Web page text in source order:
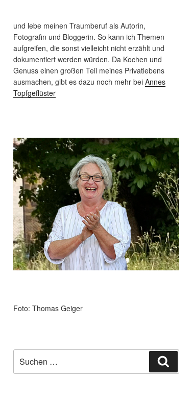
und lebe meinen Traumberuf als Autorin,
Fotografin und Bloggerin. So kann ich Themen
aufgreifen, die sonst vielleicht nicht erzählt und
dokumentiert werden würden. Da Kochen und
Genuss einen großen Teil meines Privatlebens
ausmachen, gibt es dazu noch mehr bei Annes
Topfgeflüster
Foto: Thomas Geiger
nach: